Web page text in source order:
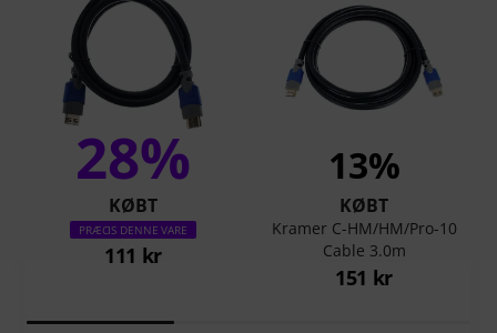
28%
KØBT
PRÆCIS DENNE VARE
111 kr
13%
KØBT
Kramer C-HM/HM/Pro-10
Cable 3.0m
151 kr